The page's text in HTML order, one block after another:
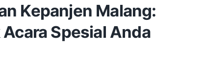
Kepanjen Malang:
Spesial Anda